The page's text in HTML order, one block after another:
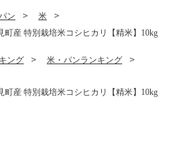
ン
米
町産 特別栽培米コシヒカリ【精米】10kg
ング
米・パンランキング
町産 特別栽培米コシヒカリ【精米】10kg